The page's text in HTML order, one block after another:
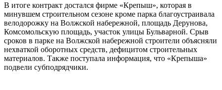
В итоге контракт достался фирме «Крепыш», которая в
минувшем строительном сезоне кроме парка благоустраивала
велодорожку на Волжской набережной, площадь Дерунова,
Комсомольскую площадь, участок улицы Бульварной. Срыв
сроков в парке на Волжской набережной строители объясняли
нехваткой оборотных средств, дефицитом строительных
материалов. Также поступала информация, что «Крепыша»
подвели субподрядчики.